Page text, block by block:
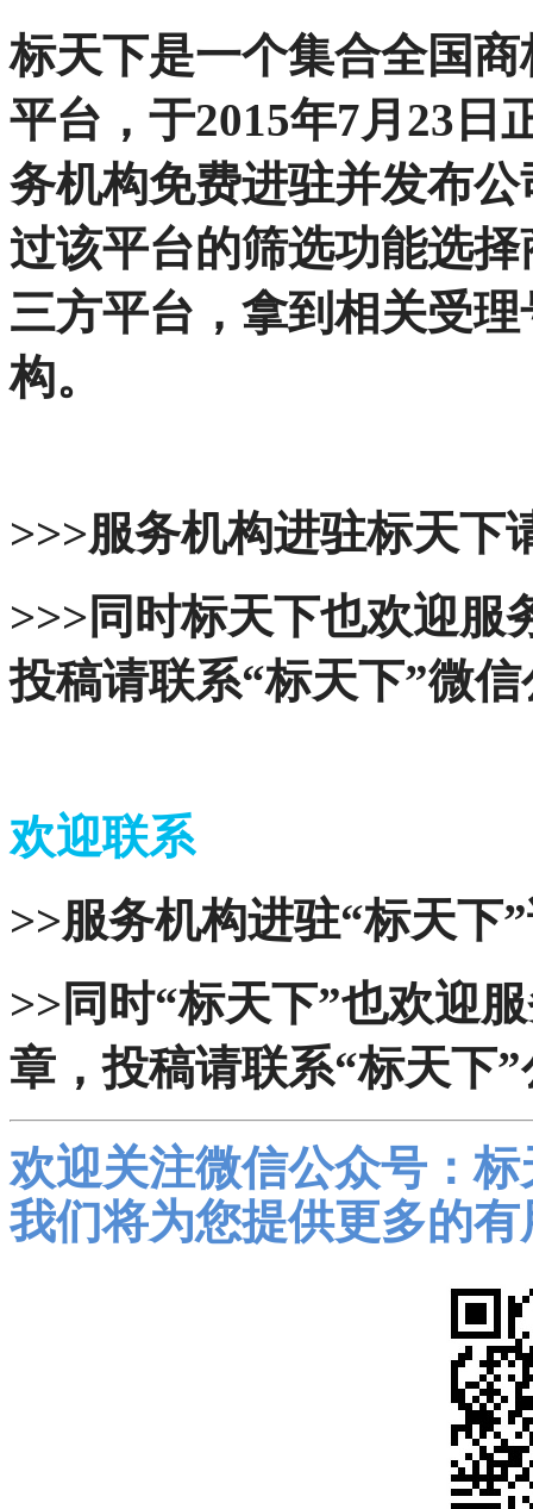
标天下是一个集合全国
平台，于2015年7月23日
务机构免费进驻并发布
过该平台的筛选功能选
三方平台，拿到相关受
构。
>>>服务机构进驻标天下
>>>同时标天下也欢迎服
投稿请联系“标天下”微
欢迎联系
>>服务机构进驻“标天下
>>同时“标天下”也欢迎
章，投稿请联系“标天下
欢迎关注微信公众号：
我们将为您提供更多的